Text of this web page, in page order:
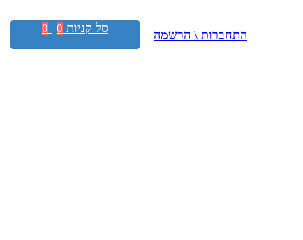
התחברות \ הרשמה סל קניות 0
0